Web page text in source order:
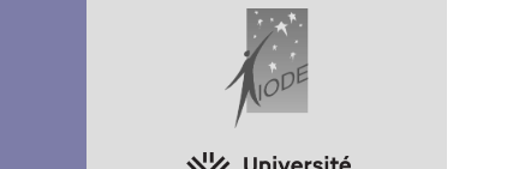
PARTENAIRES